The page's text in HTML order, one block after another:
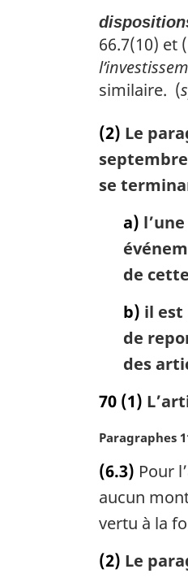
66.7(10) et
similaire. (
(2) Le
se
a)
de
b) il est
de
des
70 (1)
N
t
e
a
r
g
Paragraphes
(6.3) Pour
aucun
vertu à la
(2) Le